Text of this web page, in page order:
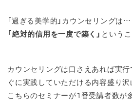
「過ぎる美学的」カウンセリングは…
「絶対的信用を一度で築く」 というこ
カウンセリングは口さえあれば実
ぐに実践していただける内容盛り沢
こちらのセミナーが1番受講者数が